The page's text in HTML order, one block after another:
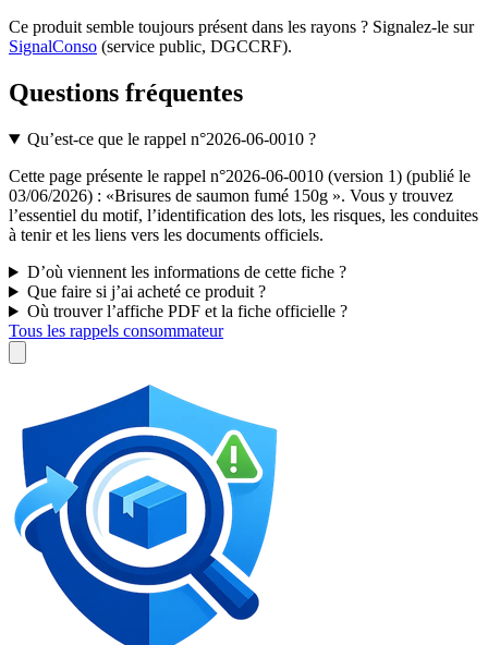
Ce produit semble toujours présent dans les rayons ? Signalez-le sur
SignalConso (service public, DGCCRF).
Questions fréquentes
Qu’est-ce que le rappel n°2026-06-0010 ?
Cette page présente le rappel n°2026-06-0010 (version 1) (publié le
03/06/2026) : «Brisures de saumon fumé 150g ». Vous y trouvez
l’essentiel du motif, l’identification des lots, les risques, les conduites
à tenir et les liens vers les documents officiels.
D’où viennent les informations de cette fiche ?
Que faire si j’ai acheté ce produit ?
Où trouver l’affiche PDF et la fiche officielle ?
Tous les rappels consommateur